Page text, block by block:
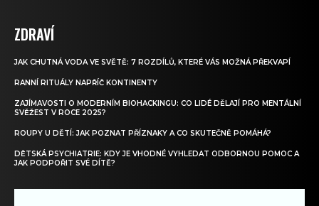
ZDRAVÍ
JAK CHUTNÁ VODA VE SVĚTĚ: 7 ROZDÍLŮ, KTERÉ VÁS MOŽNÁ PŘEKVAPÍ
RANNÍ RITUÁLY NAPŘÍČ KONTINENTY
ZAJÍMAVOSTI O MODERNÍM BIOHACKINGU: CO LIDÉ DĚLAJÍ PRO MENTÁLNÍ
SVĚŽEST V ROCE 2025?
ROUPY U DĚTÍ: JAK POZNAT PŘÍZNAKY A CO SKUTEČNĚ POMÁHÁ?
DĚTSKÁ PSYCHIATRIE: KDY JE VHODNÉ VYHLEDAT ODBORNOU POMOC A
JAK PODPOŘIT SVÉ DÍTĚ?